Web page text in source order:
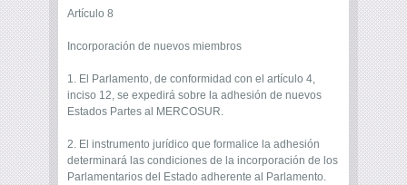
Artículo 8
Incorporación de nuevos miembros
1. El Parlamento, de conformidad con el artículo 4,
inciso 12, se expedirá sobre la adhesión de nuevos
Estados Partes al MERCOSUR.
2. El instrumento jurídico que formalice la adhesión
determinará las condiciones de la incorporación de los
Parlamentarios del Estado adherente al Parlamento.